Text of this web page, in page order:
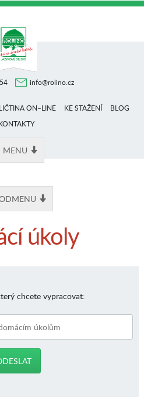
info@rolino.cz
ON–LINE KE STAŽENÍ
BLOG
MENU
úkoly
chcete vypracovat: